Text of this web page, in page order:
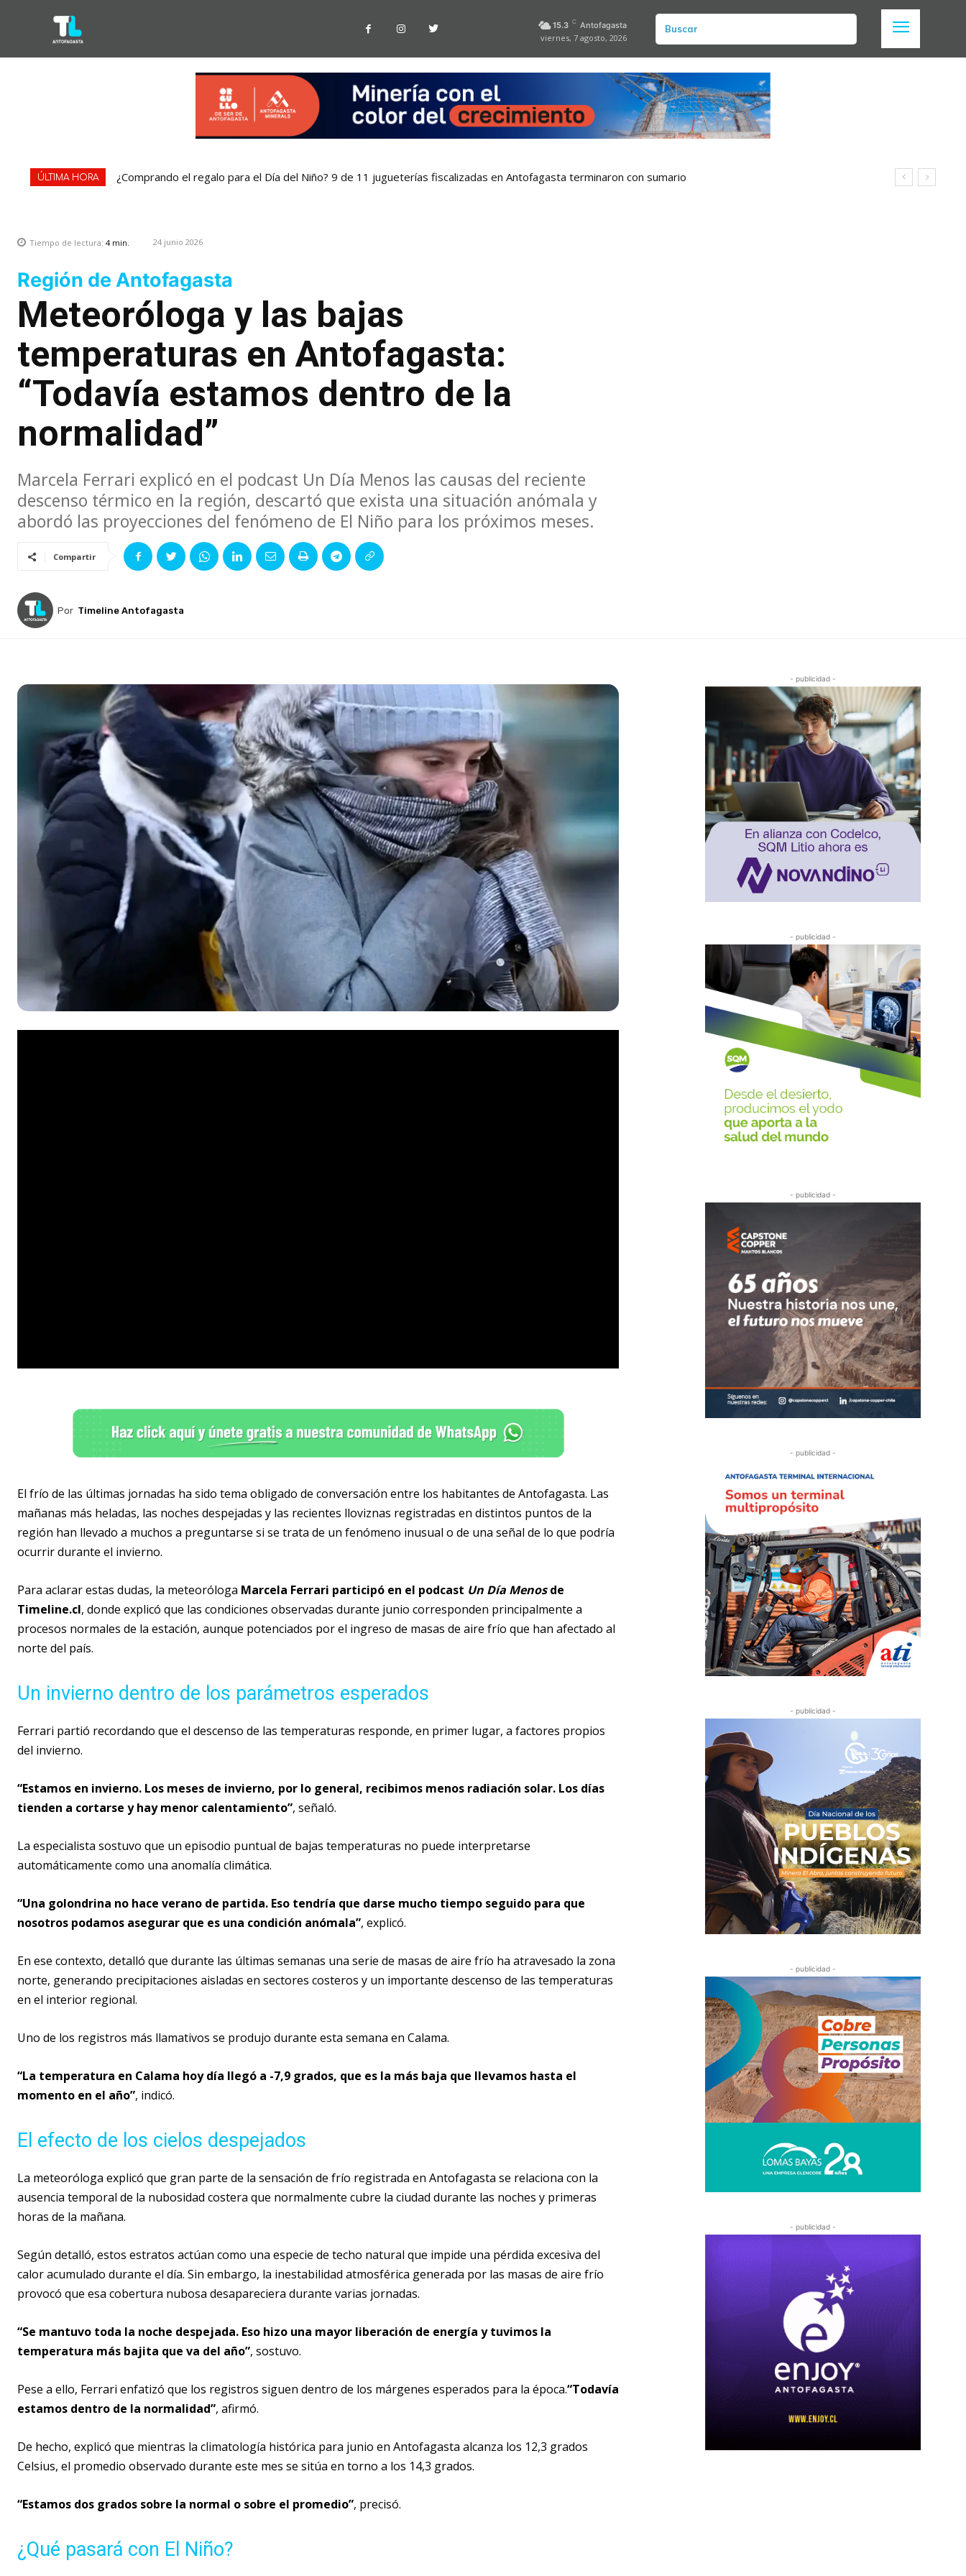
15.3 C Antofagasta
viernes, 7 agosto, 2026
Buscar
ÚLTIMA HORA ¿Comprando el regalo para el Día del Niño? 9 de 11 jugueterías fiscalizadas en Antofagasta terminaron con sumario
Condominio de Antofagasta contará con sistema que asegura el suministro de agua durante cortes de luz
Tiempo de lectura: 4min. 24 junio 2026
Región de Antofagasta
Meteoróloga y las bajas
temperaturas en Antofagasta:
“Todavía estamos dentro de la
normalidad”
Marcela Ferrari explicó en el podcast Un Día Menos las causas del reciente
descenso térmico en la región, descartó que exista una situación anómala y
abordó las proyecciones del fenómeno de El Niño para los próximos meses.
Compartir
Por Timeline Antofagasta
El frío de las últimas jornadas ha sido tema obligado de conversación entre los habitantes de Antofagasta. Las
mañanas más heladas, las noches despejadas y las recientes lloviznas registradas en distintos puntos de la
región han llevado a muchos a preguntarse si se trata de un fenómeno inusual o de una señal de lo que podría
ocurrir durante el invierno.
Para aclarar estas dudas, la meteoróloga Marcela Ferrari participó en el podcast Un Día Menosde
Timeline.cl, donde explicó que las condiciones observadas durante junio corresponden principalmente a
procesos normales de la estación, aunque potenciados por el ingreso de masas de aire frío que han afectado al
norte del país.
Un invierno dentro de los parámetros esperados
Ferrari partió recordando que el descenso de las temperaturas responde, en primer lugar, a factores propios
del invierno.
“Estamos en invierno. Los meses de invierno, por lo general, recibimos menos radiación solar. Los días
tienden a cortarse y hay menor calentamiento”, señaló.
La especialista sostuvo que un episodio puntual de bajas temperaturas no puede interpretarse
automáticamente como una anomalía climática.
“Una golondrina no hace verano de partida. Eso tendría que darse mucho tiempo seguido para que
nosotros podamos asegurar que es una condición anómala”, explicó.
En ese contexto, detalló que durante las últimas semanas una serie de masas de aire frío ha atravesado la zona
norte, generando precipitaciones aisladas en sectores costeros y un importante descenso de las temperaturas
en el interior regional.
Uno de los registros más llamativos se produjo durante esta semana en Calama.
“La temperatura en Calama hoy día llegó a -7,9 grados, que es la más baja que llevamos hasta el
momento en el año”, indicó.
El efecto de los cielos despejados
La meteoróloga explicó que gran parte de la sensación de frío registrada en Antofagasta se relaciona con la
ausencia temporal de la nubosidad costera que normalmente cubre la ciudad durante las noches y primeras
horas de la mañana.
Según detalló, estos estratos actúan como una especie de techo natural que impide una pérdida excesiva del
calor acumulado durante el día. Sin embargo, la inestabilidad atmosférica generada por las masas de aire frío
provocó que esa cobertura nubosa desapareciera durante varias jornadas.
“Se mantuvo toda la noche despejada. Eso hizo una mayor liberación de energía y tuvimos la
temperatura más bajita que va del año”, sostuvo.
Pese a ello, Ferrari enfatizó que los registros siguen dentro de los márgenes esperados para la época.“Todavía
estamos dentro de la normalidad”, afirmó.
De hecho, explicó que mientras la climatología histórica para junio en Antofagasta alcanza los 12,3 grados
Celsius, el promedio observado durante este mes se sitúa en torno a los 14,3 grados.
“Estamos dos grados sobre la normal o sobre el promedio”, precisó.
¿Qué pasará con El Niño?
- publicidad -
- publicidad -
- publicidad -
- publicidad -
- publicidad -
- publicidad -
- publicidad -